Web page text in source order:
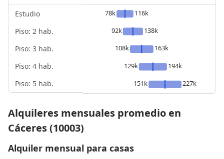
Estudio
Piso: 2 hab.
Piso: 3 hab.
Piso: 4 hab.
Piso: 5 hab.
78k
116k
92k
138k
108k
163k
129k
194k
151k
227k
Alquileres mensuales promedio en
Cáceres (10003)
Alquiler mensual para casas